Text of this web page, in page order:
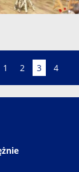
Strona
1 Strona
2 Strona
3 Strona
4